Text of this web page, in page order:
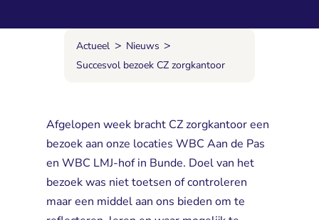
Actueel > Nieuws >
Succesvol bezoek CZ zorgkantoor
Afgelopen week bracht CZ zorgkantoor een
bezoek aan onze locaties WBC Aan de Pas
en WBC LMJ-hof in Bunde. Doel van het
bezoek was niet toetsen of controleren
maar een middel aan ons bieden om te